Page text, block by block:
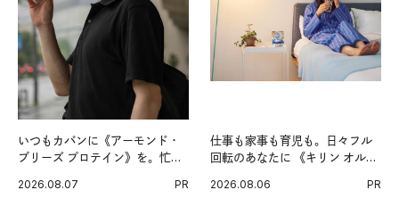
いつもカバンに《アーモンド・
ブリーズ プロテイン》を。忙し
グ習慣。
2026.08.07 PR
仕事も家事も育児も。日々フル
回転のあなたに 《キリン オルニ
2026.08.06 PR